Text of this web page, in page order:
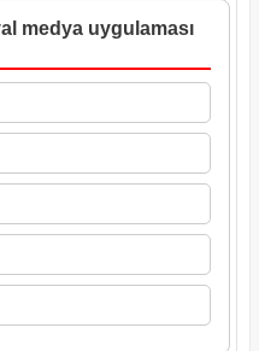
medya uygulaması